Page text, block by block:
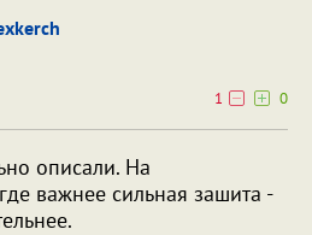
1
0
описали. На
важнее сильная зашита -